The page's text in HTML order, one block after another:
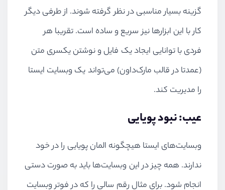
گزینه بسیار مناسبی در نظر گرفته شوند. از طرفی دیگر
کار با این ابزارها نیز سریع و ساده است. تقریبا هر
فردی با توانایی ایجاد یک فایل و نوشتن یکسری متن
(عمدتا در قالب مارک‌داون) می‌تواند یک وبسایت ایستا
را مدیریت کند.
عیب: نبود پویایی
وبسایت‌های ایستا هیچگونه المان پویایی را در خود
ندارند. همه چیز در این وبسایت‌ها باید به صورت دستی
انجام شود. برای مثال رقم سالی را که در فوتر وبسایت